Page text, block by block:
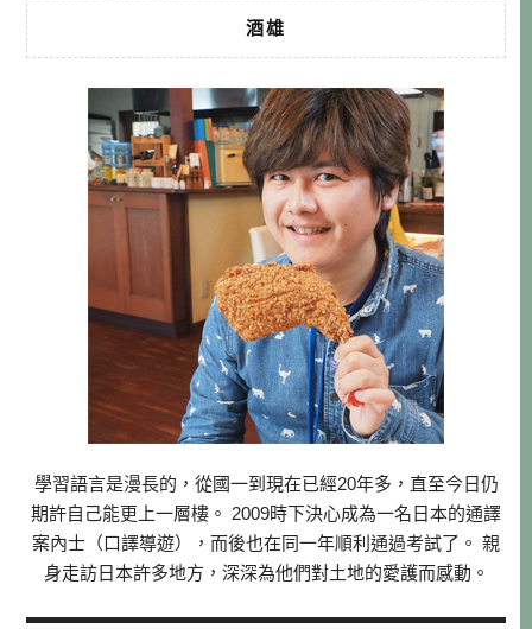
酒雄
學習語言是漫長的，從國一到現在已經20年多，直至今日仍
期許自己能更上一層樓。 2009時下決心成為一名日本的通譯
案內士（口譯導遊），而後也在同一年順利通過考試了。 親
身走訪日本許多地方，深深為他們對土地的愛護而感動。